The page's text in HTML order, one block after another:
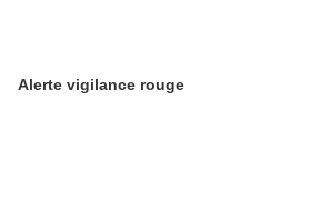
Alerte vigilance rouge